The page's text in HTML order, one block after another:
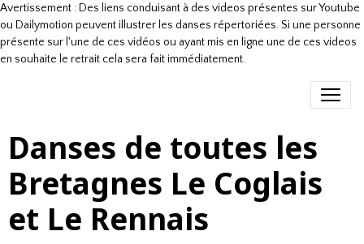
Avertissement : Des liens conduisant à des videos présentes sur Youtube
ou Dailymotion peuvent illustrer les danses répertoriées. Si une personne
présente sur l'une de ces vidéos ou ayant mis en ligne une de ces videos
en souhaite le retrait cela sera fait immédiatement.
Danses de toutes les
Bretagnes Le Coglais
et Le Rennais